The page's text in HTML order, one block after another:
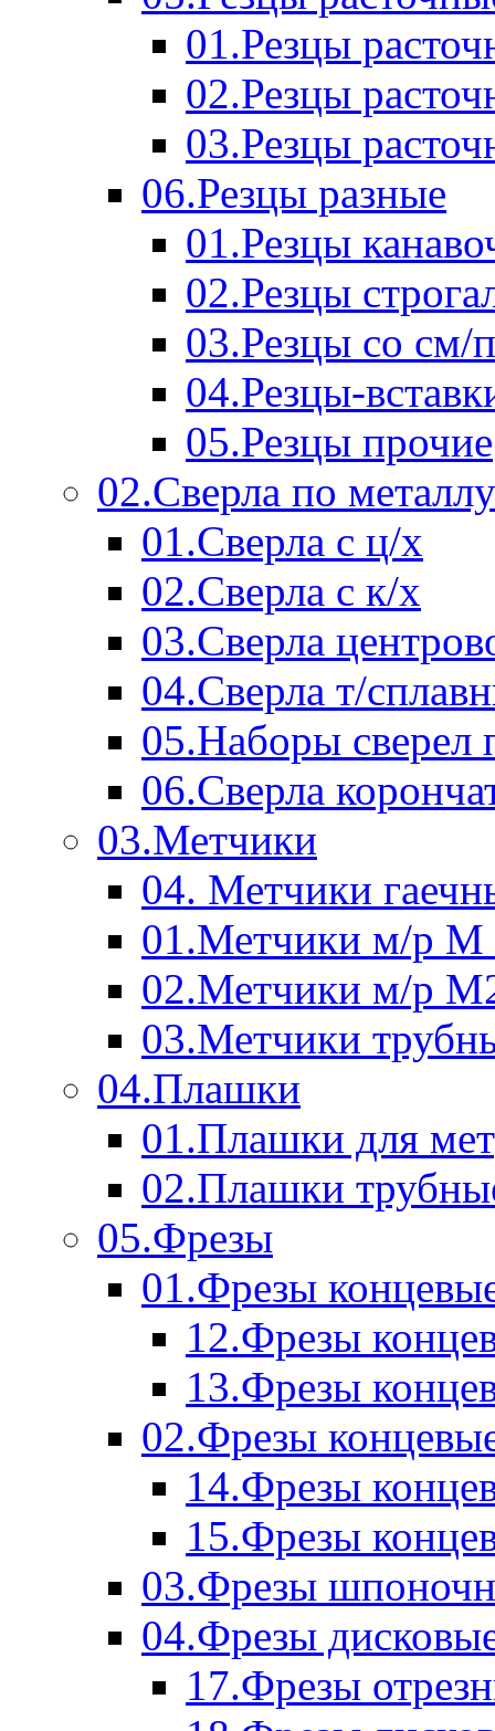
01.Резцы
02.Резцы
03.Резцы
06.Резцы разные
01.Резцы
02.Резцы
03.Резцы со см/
04.Резцы-
05.Резцы прочие
02.Сверла по металлу
01.Сверла с ц/х
02.Сверла с к/х
03.Сверла
04.Сверла т/
05.Наборы сверел
06.Сверла
03.Метчики
04. Метчики
01.Метчики м/р М
02.Метчики м/р
03.Метчики
04.Плашки
01.Плашки для
02.Плашки
05.Фрезы
01.Фрезы
12.Фрезы
13.Фрезы
02.Фрезы
14.Фрезы
15.Фрезы
03.Фрезы
04.Фрезы
17.Фрезы